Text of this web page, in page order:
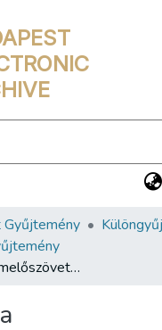
Gyűjtemény
Vendégek a termelőszövetkezetben